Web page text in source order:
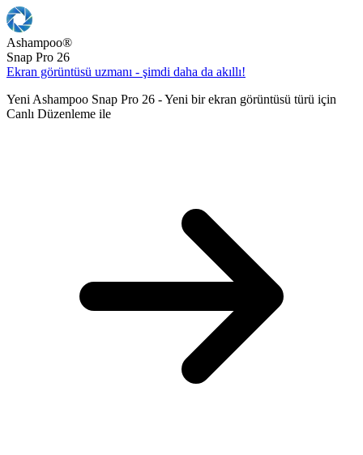
Ashampoo®
Snap Pro 26
Ekran görüntüsü uzmanı - şimdi daha da akıllı!
Yeni Ashampoo Snap Pro 26 - Yeni bir ekran görüntüsü türü için
Canlı Düzenleme ile